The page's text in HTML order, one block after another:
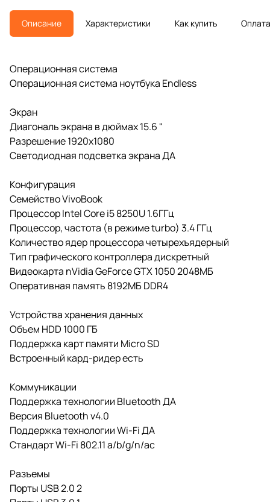
Описание Характеристики Как купить Оплата
Операционная система
Операционная система ноутбука Endless
Экран
Диагональ экрана в дюймах 15.6 "
Разрешение 1920x1080
Светодиодная подсветка экрана ДА
Конфигурация
Семейство VivoBook
Процессор Intel Core i5 8250U 1.6ГГц
Процессор, частота (в режиме turbo) 3.4 ГГц
Количество ядер процессора четырехъядерный
Тип графического контроллера дискретный
Видеокарта nVidia GeForce GTX 1050 2048МБ
Оперативная память 8192МБ DDR4
Устройства хранения данных
Объем HDD 1000 ГБ
Поддержка карт памяти Micro SD
Встроенный кард-ридер есть
Коммуникации
Поддержка технологии Bluetooth ДА
Версия Bluetooth v4.0
Поддержка технологии Wi-Fi ДА
Стандарт Wi-Fi 802.11 a/b/g/n/ac
Разъемы
Порты USB 2.0 2